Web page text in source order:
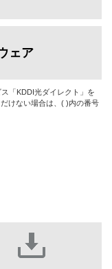
ェア
「KDDI光ダイレクト」を
けない場合は、( )内の番号